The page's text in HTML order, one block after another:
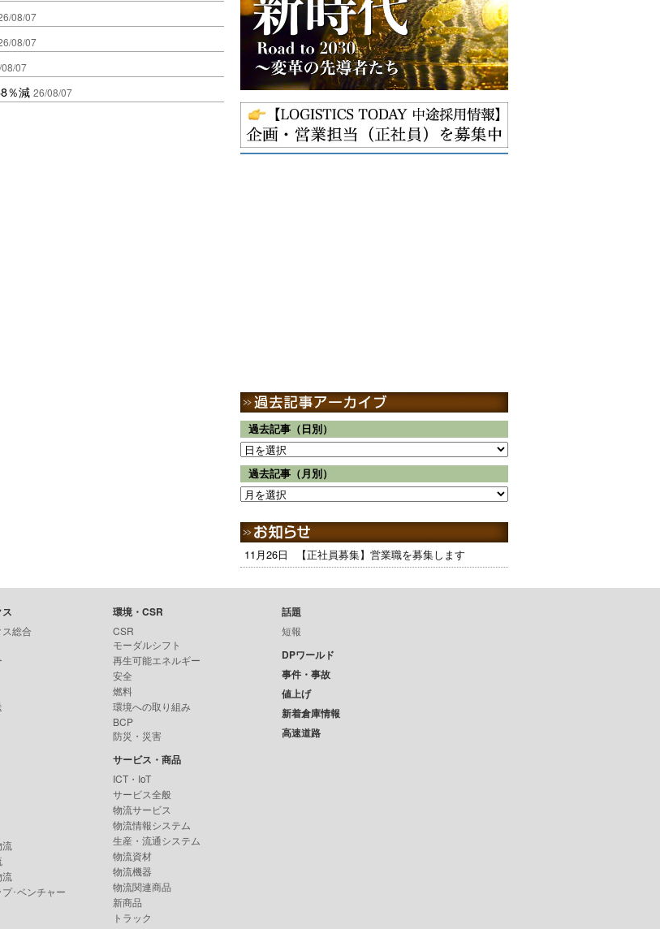
08/07
08/07
07
％減 26/08/07
過去記事（日別）
過去記事（月別）
11月26日 【正社員募集】営業職を募集します
総合
流
流
･ベンチャー
環境・CSR
CSR
モーダルシフト
再生可能エネルギー
安全
燃料
環境への取り組み
BCP
防災・災害
サービス・商品
ICT・IoT
サービス全般
物流サービス
物流情報システム
生産・流通システム
物流資材
物流機器
物流関連商品
新商品
トラック
話題
短報
DPワールド
事件・事故
値上げ
新着倉庫情報
高速道路